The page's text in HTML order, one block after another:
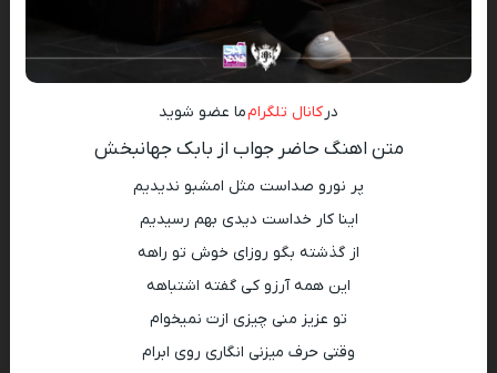
در کانال تلگرامما عضو شوید
متن اهنگ حاضر جواب از بابک جهانبخش
ﭘﺮ ﻧﻮرو ﺻﺪاﺳﺖ ﻣﺜﻞ اﻣﺸﺒﻮ ﻧﺪﻳﺪﻳﻢ
اﻳﻨﺎ ﻛﺎر ﺧﺪاﺳﺖ دﻳﺪی ﺑﻬﻢ رﺳﻴﺪﻳﻢ
از ﮔﺬﺷﺘﻪ ﺑﮕﻮ روزای ﺧﻮش ﺗﻮ راﻫﻪ
اﻳﻦ ﻫﻤﻪ آرزو ﻛﻰ ﮔﻔﺘﻪ اﺷﺘﺒﺎﻫﻪ
تو عزیز منی چیزی ازت نمیخوام
وقتی حرف میزنی انگاری روی ابرام